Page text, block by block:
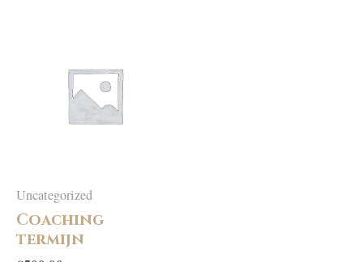
Uncategorized
Coaching
termijn